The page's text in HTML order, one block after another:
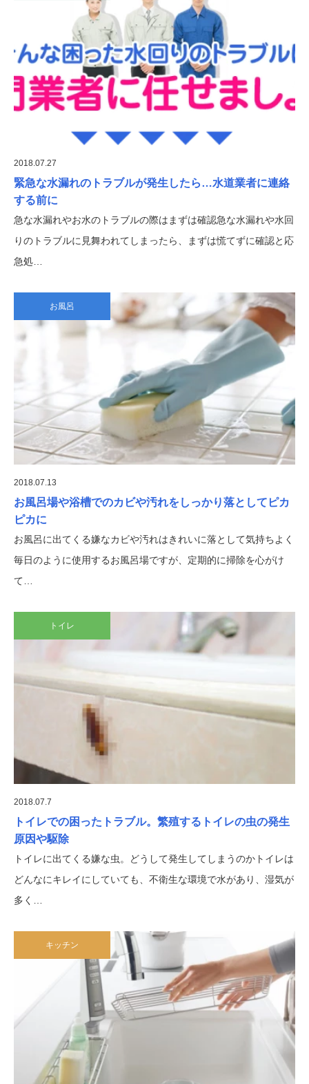
2018.07.27
緊急な水漏れのトラブルが発生したら…水道業者に連絡
する前に
急な水漏れやお水のトラブルの際はまずは確認急な水漏れや水回
りのトラブルに見舞われてしまったら、まずは慌てずに確認と応
急処…
お風呂
2018.07.13
お風呂場や浴槽でのカビや汚れをしっかり落としてピカ
ピカに
お風呂に出てくる嫌なカビや汚れはきれいに落として気持ちよく
毎日のように使用するお風呂場ですが、定期的に掃除を心がけ
て…
トイレ
2018.07.7
トイレでの困ったトラブル。繁殖するトイレの虫の発生
原因や駆除
トイレに出てくる嫌な虫。どうして発生してしまうのかトイレは
どんなにキレイにしていても、不衛生な環境で水があり、湿気が
多く…
キッチン